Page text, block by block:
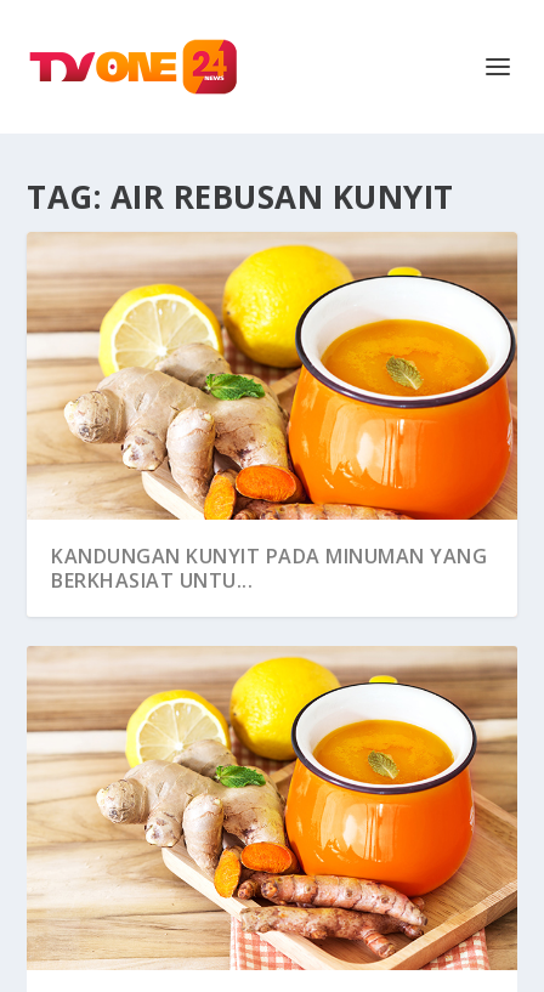
TAG: AIR REBUSAN KUNYIT
KANDUNGAN KUNYIT PADA MINUMAN YANG
BERKHASIAT UNTU...